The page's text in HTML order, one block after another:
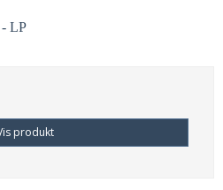
LP
produkt